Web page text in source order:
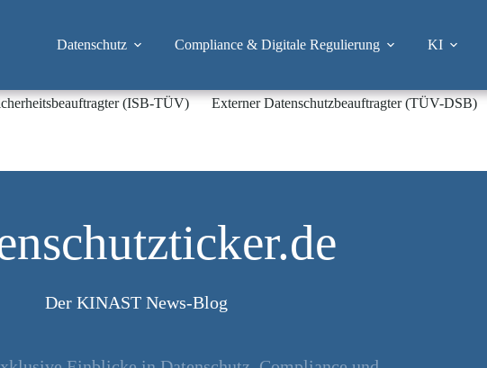
Datenschutz Compliance & Digitale Regulierung KI
(ISB-TÜV) Externer Datenschutzbeauftragter (TÜV-DSB)
Der KINAST News-Blog